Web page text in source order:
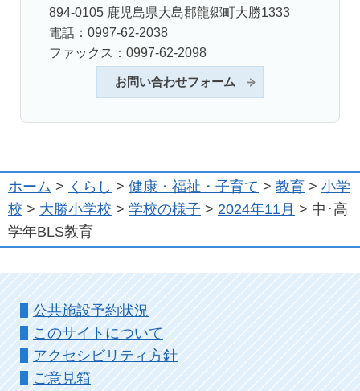
894-0105 鹿児島県大島郡龍郷町大勝1333
電話：0997-62-2038
ファックス：0997-62-2098
お問い合わせフォーム
ホーム > くらし > 健康・福祉・子育て > 教育 > 小学
校 > 大勝小学校 > 学校の様子 > 2024年11月 > 中･高
学年BLS教育
公共施設予約状況
このサイトについて
アクセシビリティ方針
ご意見箱